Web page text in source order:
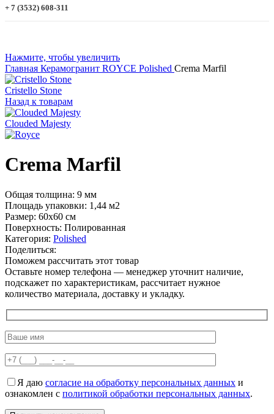
+ 7 (3532) 608-311
Нажмите, чтобы увеличить
Главная Керамогранит ROYCE Polished Crema Marfil
Cristello Stone
Назад к товарам
Clouded Majesty
Crema Marfil
Общая толщина: 9 мм
Площадь упаковки: 1,44 м2
Размер: 60х60 см
Поверхность: Полированная
Категория: Polished
Поделиться:
Поможем рассчитать этот товар
Оставьте номер телефона — менеджер уточнит наличие,
подскажет по характеристикам, рассчитает нужное
количество материала, доставку и укладку.
Я даю согласие на обработку персональных данных и
ознакомлен с политикой обработки персональных данных.